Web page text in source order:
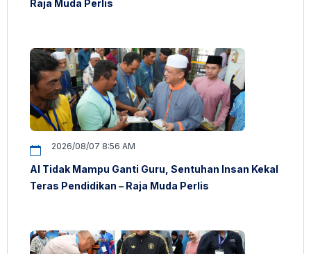
Raja Muda Perlis
2026/08/07 8:56 AM
AI Tidak Mampu Ganti Guru, Sentuhan Insan Kekal
Teras Pendidikan – Raja Muda Perlis